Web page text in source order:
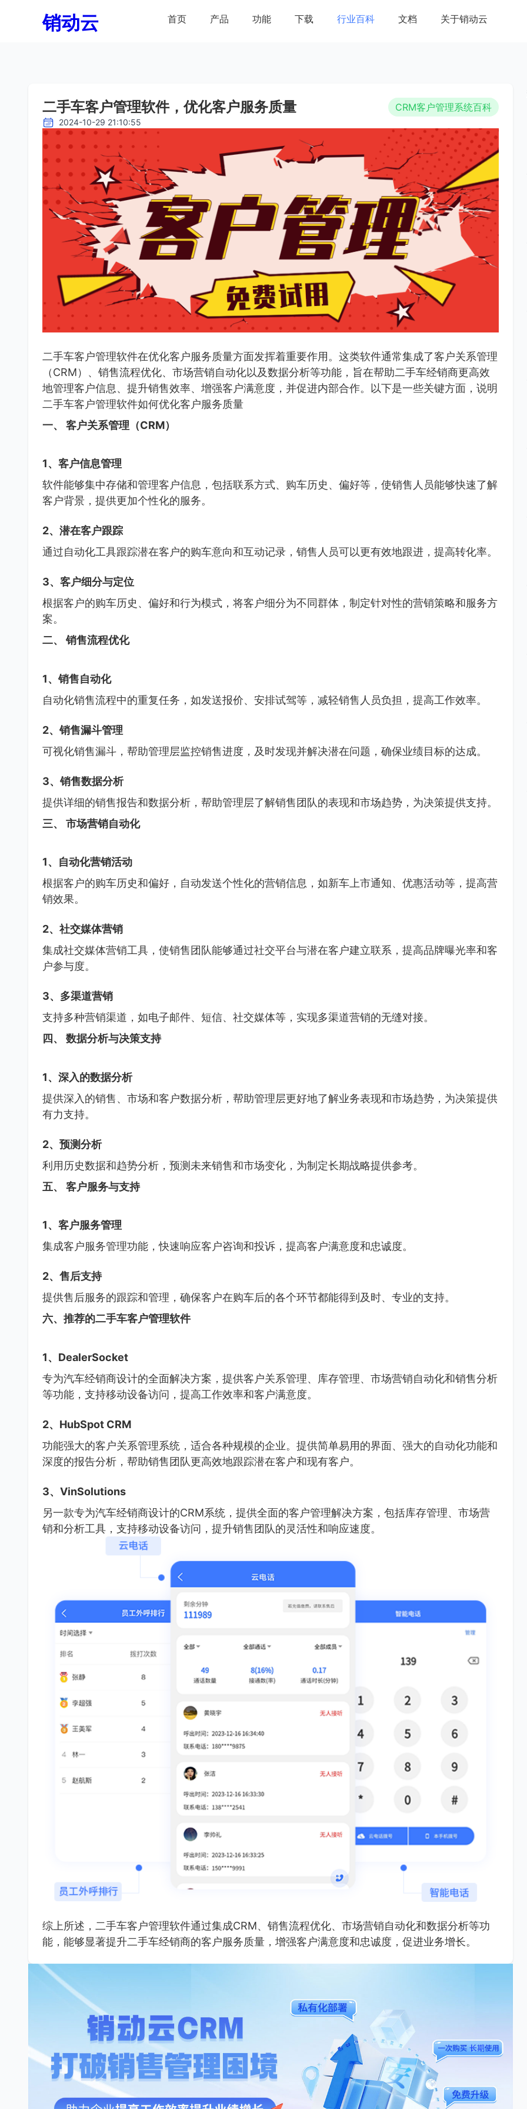
销动云 首页 产品 功能 下载 行业百科 文档 关于销动云
二手车客户管理软件，优化客户服务质量 CRM客户管理系统百科
2024-10-29 21:10:55
二手车客户管理软件在优化客户服务质量方面发挥着重要作用。这类软件通常集成了客户关系管理
（CRM）、销售流程优化、市场营销自动化以及数据分析等功能，旨在帮助二手车经销商更高效
地管理客户信息、提升销售效率、增强客户满意度，并促进内部合作。以下是一些关键方面，说明
二手车客户管理软件如何优化客户服务质量
一、 客户关系管理（CRM）
1、客户信息管理
软件能够集中存储和管理客户信息，包括联系方式、购车历史、偏好等，使销售人员能够快速了解
客户背景，提供更加个性化的服务。
2、潜在客户跟踪
通过自动化工具跟踪潜在客户的购车意向和互动记录，销售人员可以更有效地跟进，提高转化率。
3、客户细分与定位
根据客户的购车历史、偏好和行为模式，将客户细分为不同群体，制定针对性的营销策略和服务方
案。
二、 销售流程优化
1、销售自动化
自动化销售流程中的重复任务，如发送报价、安排试驾等，减轻销售人员负担，提高工作效率。
2、销售漏斗管理
可视化销售漏斗，帮助管理层监控销售进度，及时发现并解决潜在问题，确保业绩目标的达成。
3、销售数据分析
提供详细的销售报告和数据分析，帮助管理层了解销售团队的表现和市场趋势，为决策提供支持。
三、 市场营销自动化
1、自动化营销活动
根据客户的购车历史和偏好，自动发送个性化的营销信息，如新车上市通知、优惠活动等，提高营
销效果。
2、社交媒体营销
集成社交媒体营销工具，使销售团队能够通过社交平台与潜在客户建立联系，提高品牌曝光率和客
户参与度。
3、多渠道营销
支持多种营销渠道，如电子邮件、短信、社交媒体等，实现多渠道营销的无缝对接。
四、 数据分析与决策支持
1、深入的数据分析
提供深入的销售、市场和客户数据分析，帮助管理层更好地了解业务表现和市场趋势，为决策提供
有力支持。
2、预测分析
利用历史数据和趋势分析，预测未来销售和市场变化，为制定长期战略提供参考。
五、 客户服务与支持
1、客户服务管理
集成客户服务管理功能，快速响应客户咨询和投诉，提高客户满意度和忠诚度。
2、售后支持
提供售后服务的跟踪和管理，确保客户在购车后的各个环节都能得到及时、专业的支持。
六、推荐的二手车客户管理软件
1、DealerSocket
专为汽车经销商设计的全面解决方案，提供客户关系管理、库存管理、市场营销自动化和销售分析
等功能，支持移动设备访问，提高工作效率和客户满意度。
2、HubSpot CRM
功能强大的客户关系管理系统，适合各种规模的企业。提供简单易用的界面、强大的自动化功能和
深度的报告分析，帮助销售团队更高效地跟踪潜在客户和现有客户。
3、VinSolutions
另一款专为汽车经销商设计的CRM系统，提供全面的客户管理解决方案，包括库存管理、市场营
销和分析工具，支持移动设备访问，提升销售团队的灵活性和响应速度。
综上所述，二手车客户管理软件通过集成CRM、销售流程优化、市场营销自动化和数据分析等功
能，能够显著提升二手车经销商的客户服务质量，增强客户满意度和忠诚度，促进业务增长。